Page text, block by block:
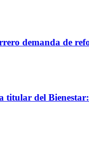
demanda de
titular del